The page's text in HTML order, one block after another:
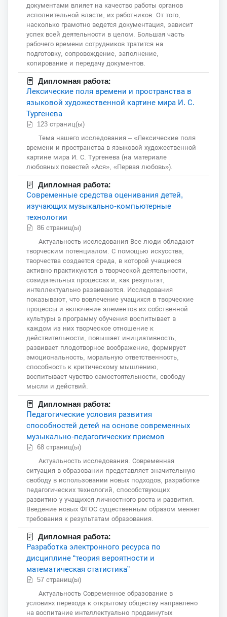
документами влияет на качество работы органов
исполнительной власти, их работников. От того,
насколько грамотно ведется документация, зависит
успех всей деятельности в целом. Большая часть
рабочего времени сотрудников тратится на
подготовку, сопровождение, заполнение,
копирование и передачу документов.
Дипломная работа:
Лексические поля времени и пространства в
языковой художественной картине мира И. С.
Тургенева
123 страниц(ы)
Тема нашего исследования – «Лексические поля
времени и пространства в языковой художественной
картине мира И. С. Тургенева (на материале
любовных повестей «Ася», «Первая любовь»).
Дипломная работа:
Современные средства оценивания детей,
изучающих музыкально-компьютерные
технологии
86 страниц(ы)
Актуальность исследования Все люди обладают
творческим потенциалом. С помощью искусства,
творчества создается среда, в которой учащиеся
активно практикуются в творческой деятельности,
созидательных процессах и, как результат,
интеллектуально развиваются. Исследования
показывают, что вовлечение учащихся в творческие
процессы и включение элементов их собственной
культуры в программу обучения воспитывает в
каждом из них творческое отношение к
действительности, повышает инициативность,
развивает плодотворное воображение, формирует
эмоциональность, моральную ответственность,
способность к критическому мышлению,
воспитывает чувство самостоятельности, свободу
мысли и действий.
Дипломная работа:
Педагогические условия развития
способностей детей на основе современных
музыкально-педагогических приемов
68 страниц(ы)
Актуальность исследования. Современная
ситуация в образовании представляет значительную
свободу в использовании новых подходов, разработке
педагогических технологий, способствующих
развитию у учащихся личностного роста и развития.
Введение новых ФГОС существенным образом меняет
требования к результатам образования.
Дипломная работа:
Разработка электронного ресурса по
дисциплине “теория вероятности и
математическая статистика”
57 страниц(ы)
Актуальность Современное образование в
условиях перехода к открытому обществу направлено
на воспитание интеллектуально продвинутых